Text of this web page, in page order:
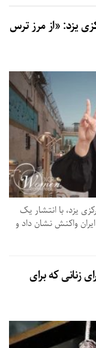
یزد: «از مرز ترس
یزد، با انتشار یک
واکنش نشان داد و
برای زنانی که برای